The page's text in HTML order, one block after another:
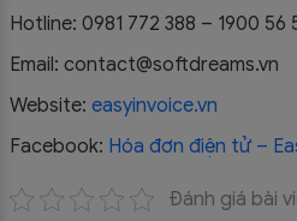
Hotline: 0981 772 388 – 1900 56
Email: contact@softdreams.vn
Website: easyinvoice.vn
Facebook: Hóa đơn điện tử –
Đánh giá bài